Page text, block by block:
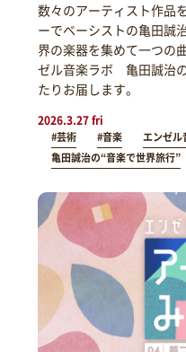
数々のアーティスト作品
ーでベーシストの亀田誠
界の楽器を集めて一つの
ゼル音楽ラボ 亀田誠治
たりお届します。
2026.3.27 fri
#芸術 #音楽
エンゼル
亀田誠治の“音楽で世界旅行”